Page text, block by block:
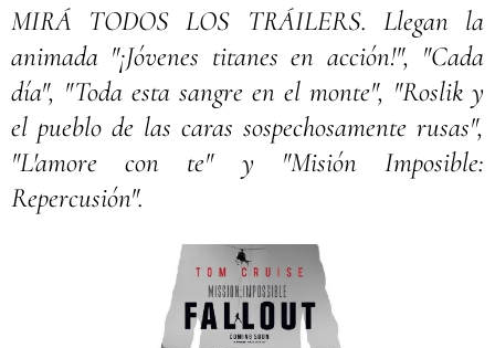
MIRÁ TODOS LOS TRÁILERS. Llegan la
animada "¡Jóvenes titanes en acción!", "Cada
día", "Toda esta sangre en el monte", "Roslik y
el pueblo de las caras sospechosamente rusas",
"L'amore con te" y "Misión Imposible:
Repercusión".